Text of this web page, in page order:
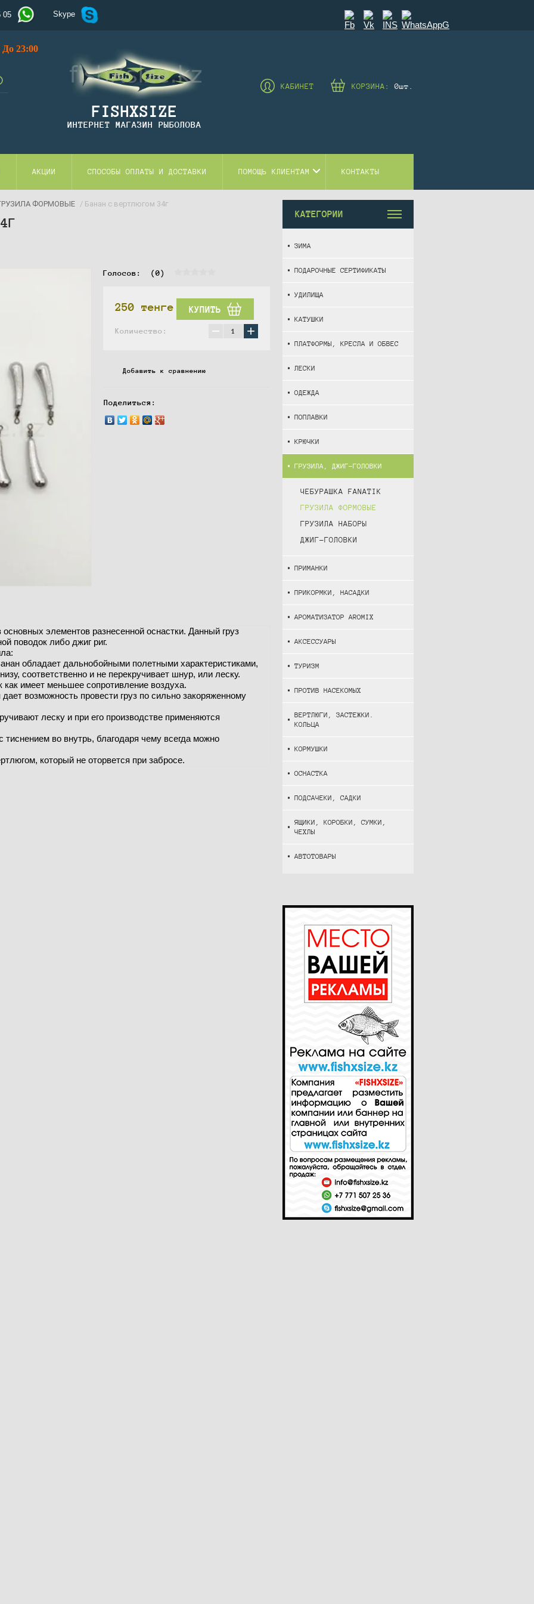
05 Skype
23:00
КОРЗИНА:0шт.
КАБИНЕТ
FISHXSIZE
ИНТЕРНЕТ МАГАЗИН РЫБОЛОВА
АКЦИИ СПОСОБЫ ОПЛАТЫ И ДОСТАВКИ ПОМОЩЬ КЛИЕНТАМ КОНТАКТЫ
КАТЕГОРИИ
ЗИМА
ПОДАРОЧНЫЕ СЕРТИФИКАТЫ
УДИЛИЩА
КАТУШКИ
ПЛАТФОРМЫ, КРЕСЛА И ОБВЕС
ЛЕСКИ
ОДЕЖДА
ПОПЛАВКИ
КРЮЧКИ
ГРУЗИЛА, ДЖИГ-ГОЛОВКИ
ЧЕБУРАШКА FANATIK
ГРУЗИЛА ФОРМОВЫЕ
ГРУЗИЛА НАБОРЫ
ДЖИГ-ГОЛОВКИ
ПРИМАНКИ
ПРИКОРМКИ, НАСАДКИ
АРОМАТИЗАТОР AROMIX
АКСЕССУАРЫ
ТУРИЗМ
ПРОТИВ НАСЕКОМЫХ
ВЕРТЛЮГИ, ЗАСТЕЖКИ.
КОЛЬЦА
КОРМУШКИ
ОСНАСТКА
ПОДСАЧЕКИ, САДКИ
ЯЩИКИ, КОРОБКИ, СУМКИ,
ЧЕХЛЫ
АВТОТОВАРЫ
ФОРМОВЫЕ / Банан с вертлюгом 34г
Голосов: (0)
250 тенге КУПИТЬ
Количество: − +
Добавить к сравнению
Поделиться:
элементов разнесенной оснастки. Данный груз
поводок либо джиг риг.
обладает дальнобойными полетными характеристиками,
соответственно и не перекручивает шнур, или леску.
как имеет меньшее сопротивление воздуха.
возможность провести груз по сильно закоряженному
леску и при его производстве применяются
во внутрь, благодаря чему всегда можно
который не оторвется при забросе.